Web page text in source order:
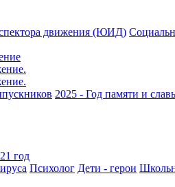
движения (ЮИД)
2025 - Год памяти и
год
Психолог Дети - герои